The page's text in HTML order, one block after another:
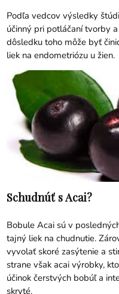
Podľa vedcov výsledky
účinný pri potláčaní tvorby
dôsledku toho môže byť
liek na endometriózu u žien.
Schudnúť s Acai?
Bobule Acai sú v
tajný liek na chudnutie.
vyvolať skoré zasýtenie a
strane však acai výrobky,
účinok čerstvých bobúľ a
skryté.